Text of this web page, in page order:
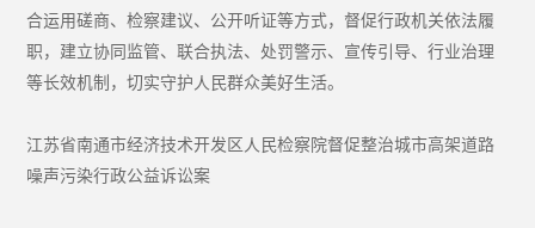
合运用磋商、检察建议、公开听证等方式，督促行政机关依法履
职，建立协同监管、联合执法、处罚警示、宣传引导、行业治理
等长效机制，切实守护人民群众美好生活。
江苏省南通市经济技术开发区人民检察院督促整治城市高架道路
噪声污染行政公益诉讼案